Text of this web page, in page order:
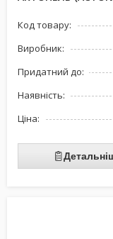
Код товару:
Виробник:
Придатний до:
Наявність:
Ціна: